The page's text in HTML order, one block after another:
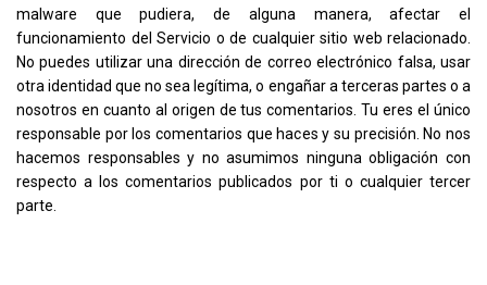
malware que pudiera, de alguna manera, afectar el
funcionamiento del Servicio o de cualquier sitio web relacionado.
No puedes utilizar una dirección de correo electrónico falsa, usar
otra identidad que no sea legítima, o engañar a terceras partes o a
nosotros en cuanto al origen de tus comentarios. Tu eres el único
responsable por los comentarios que haces y su precisión. No nos
hacemos responsables y no asumimos ninguna obligación con
respecto a los comentarios publicados por ti o cualquier tercer
parte.